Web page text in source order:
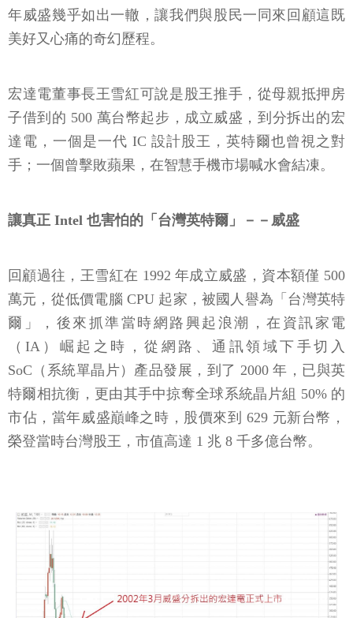
年威盛幾乎如出一轍，讓我們與股民一同來回顧這既
美好又心痛的奇幻歷程。
宏達電董事長王雪紅可說是股王推手，從母親抵押房
子借到的 500 萬台幣起步，成立威盛，到分拆出的宏
達電，一個是一代 IC 設計股王，英特爾也曾視之對
手；一個曾擊敗蘋果，在智慧手機市場喊水會結凍。
讓真正 Intel 也害怕的「台灣英特爾」－－威盛
回顧過往，王雪紅在 1992 年成立威盛，資本額僅 500
萬元，從低價電腦 CPU 起家，被國人譽為「台灣英特
爾」，後來抓準當時網路興起浪潮，在資訊家電
（IA）崛起之時，從網路、通訊領域下手切入
SoC（系統單晶片）產品發展，到了 2000 年，已與英
特爾相抗衡，更由其手中掠奪全球系統晶片組 50% 的
市佔，當年威盛巔峰之時，股價來到 629 元新台幣，
榮登當時台灣股王，市值高達 1 兆 8 千多億台幣。